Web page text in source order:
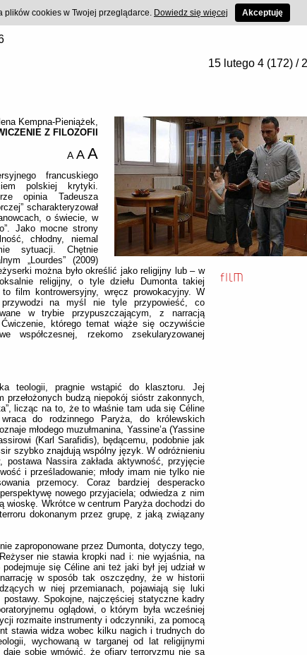
15 lutego 4 (172) /
Kempna-Pieniążek,
Z FILOZOFII
A A A
francuskiego
polskiej krytyki.
opinia Tadeusza
scharakteryzował
o świecie, w
Jako mocne strony
chłodny, niemal
sytuacji. Chętnie
„Lourdes” (2009)
można było określić jako religijny lub – w
religijny, o tyle dziełu Dumonta takiej
film kontrowersyjny, wręcz prowokacyjny. W
na myśl nie tyle przypowieść, co
w trybie przypuszczającym, z narracją
którego temat wiąże się oczywiście
rzekomo zsekularyzowanej
teologii, pragnie wstąpić do klasztoru. Jej
przełożonych budzą niepokój sióstr zakonnych,
licząc na to, że to właśnie tam uda się Céline
do rodzinnego Paryża, do królewskich
młodego muzułmanina, Yassine’a (Yassine
(Karl Sarafidis), będącemu, podobnie jak
szybko znajdują wspólny język. W odróżnieniu
postawa Nassira zakłada aktywność, przyjęcie
i prześladowanie; młody imam nie tylko nie
przemocy. Coraz bardziej desperacko
nowego przyjaciela; odwiedza z nim
wioskę. Wkrótce w centrum Paryża dochodzi do
dokonanym przez grupę, z jaką związany
zaproponowane przez Dumonta, dotyczy tego,
nie stawia kropki nad i: nie wyjaśnia, na
się Céline ani też jaki był jej udział w
w sposób tak oszczędny, że w historii
w niej przemianach, pojawiają się luki
Spokojne, najczęściej statyczne kadry
oglądowi, o którym była wcześniej
rozmaite instrumenty i odczynniki, za pomocą
stawia widza wobec kilku nagich i trudnych do
wychowaną w targanej od lat religijnymi
sobie wmówić, że ofiary terroryzmu nie są
plików cookies w Twojej przeglądarce. Dowiedz się więcej Akceptuję